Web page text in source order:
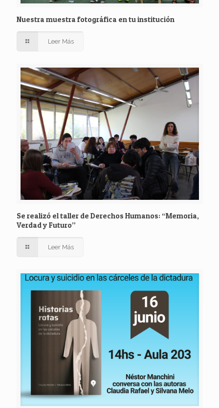
Nuestra muestra fotográfica en tu institución
Leer Más
Se realizó el taller de Derechos Humanos: “Memoria,
Verdad y Futuro”
Leer Más